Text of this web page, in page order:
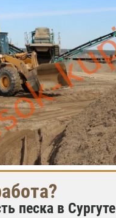
песка в Сургуте